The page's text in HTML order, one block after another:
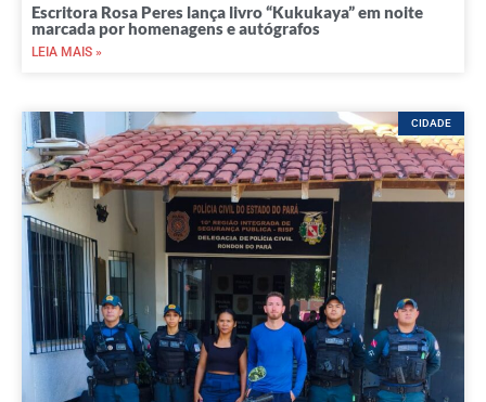
Escritora Rosa Peres lança livro “Kukukaya” em noite
marcada por homenagens e autógrafos
LEIA MAIS »
CIDADE